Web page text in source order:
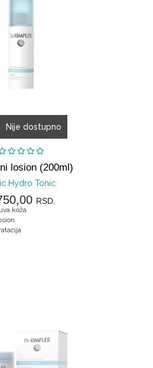
Nije dostupno
losion (200ml)
Hydro Tonic
RSD.
koža